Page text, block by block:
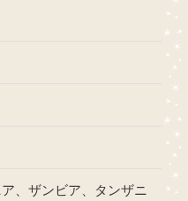
、ザンビア、タンザニ